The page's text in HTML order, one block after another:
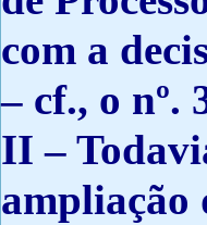
com a
– cf., o nº.
II –
ampliação